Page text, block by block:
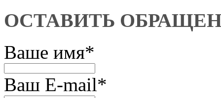
ОСТАВИТЬ
Ваше имя*
Ваш E-mail*